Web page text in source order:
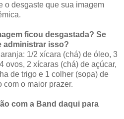
o desgaste que sua imagem
ficou desgastada? Se
administrar isso?
1/2 xícara (chá) de óleo, 3
ovos, 2 xícaras (chá) de açúcar,
de trigo e 1 colher (sopa) de
com o maior prazer.
com a Band daqui para